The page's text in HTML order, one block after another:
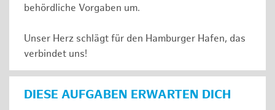
behördliche Vorgaben um.
Unser Herz schlägt für den Hamburger Hafen, das
verbindet uns!
DIESE AUFGABEN ERWARTEN DICH